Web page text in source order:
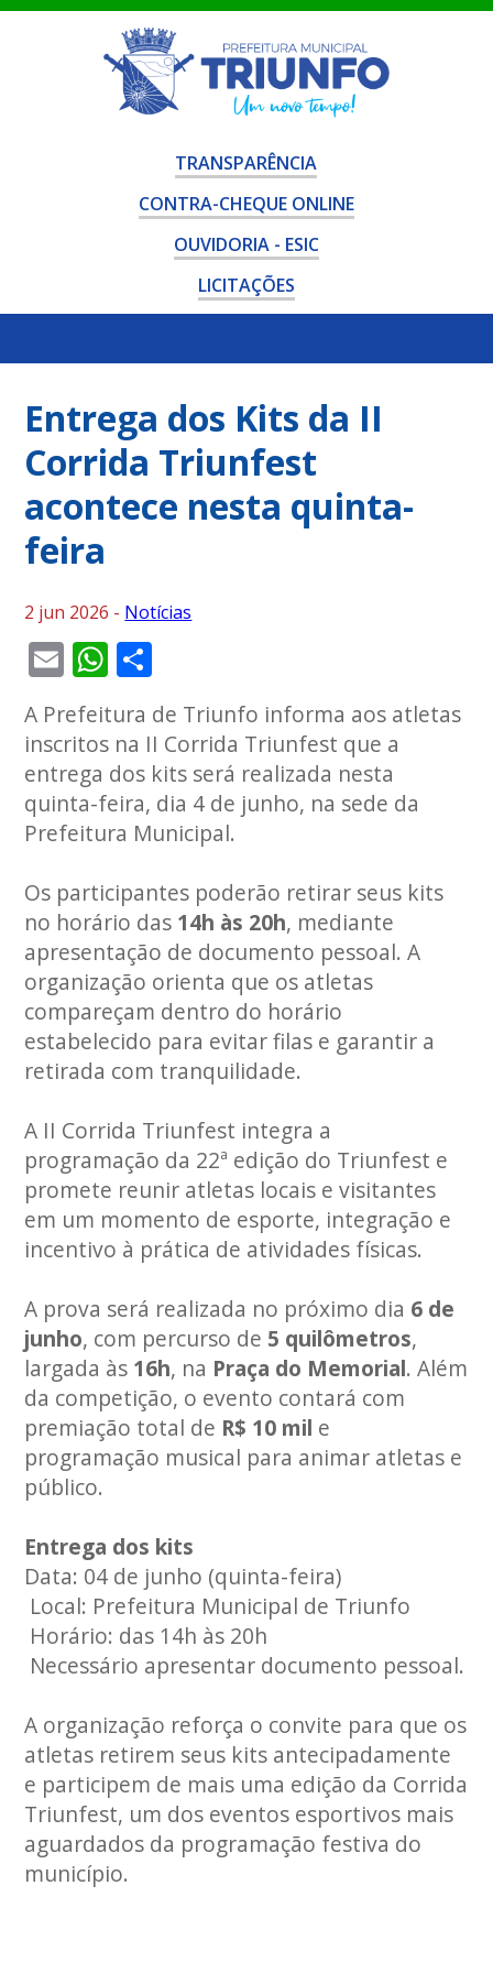
TRANSPARÊNCIA
CONTRA-CHEQUE ONLINE
OUVIDORIA - ESIC
LICITAÇÕES
Entrega dos Kits da II
Corrida Triunfest
acontece nesta quinta-
feira
2 jun 2026 - Notícias
EmailWhatsApp
A Prefeitura de Triunfo informa aos atletas
inscritos na II Corrida Triunfest que a
entrega dos kits será realizada nesta
quinta-feira, dia 4 de junho, na sede da
Prefeitura Municipal.
Os participantes poderão retirar seus kits
no horário das 14h às 20h, mediante
apresentação de documento pessoal. A
organização orienta que os atletas
compareçam dentro do horário
estabelecido para evitar filas e garantir a
retirada com tranquilidade.
A II Corrida Triunfest integra a
programação da 22ª edição do Triunfest e
promete reunir atletas locais e visitantes
em um momento de esporte, integração e
incentivo à prática de atividades físicas.
A prova será realizada no próximo dia 6 de
junho, com percurso de 5 quilômetros,
largada às 16h, na Praça do Memorial. Além
da competição, o evento contará com
premiação total de R$ 10 mil e
programação musical para animar atletas e
público.
Entrega dos kits
Data: 04 de junho (quinta-feira)
Local: Prefeitura Municipal de Triunfo
Horário: das 14h às 20h
Necessário apresentar documento pessoal.
A organização reforça o convite para que os
atletas retirem seus kits antecipadamente
e participem de mais uma edição da Corrida
Triunfest, um dos eventos esportivos mais
aguardados da programação festiva do
município.